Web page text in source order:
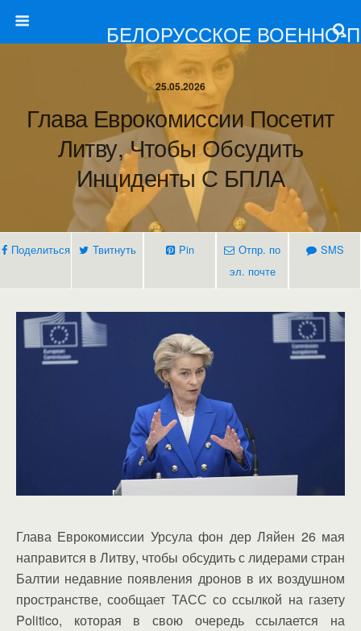
БЕЛОРУССКОЕ ВОЕННО-
25.05.2026
Глава Еврокомиссии Посетит
Литву, Чтобы Обсудить
Инциденты С БПЛА
Поделиться Твитнуть Pin
Отпр. по
эл. почте
SMS
Глава Еврокомиссии Урсула фон дер Ляйен 26 мая
направится в Литву, чтобы обсудить с лидерами стран
Балтии недавние появления дронов в их воздушном
пространстве, сообщает ТАСС со ссылкой на газету
Politico, которая в свою очередь ссылается на